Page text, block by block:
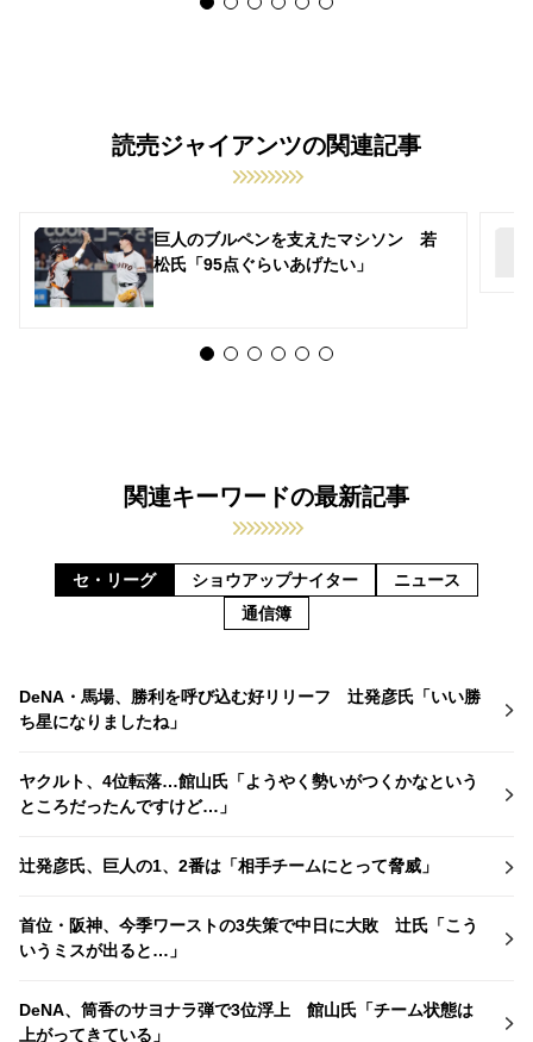
読売ジャイアンツの関連記事
巨人のブルペンを支えたマシソン 若
松氏「95点ぐらいあげたい」
関連キーワードの最新記事
セ・リーグ ショウアップナイター
ニュース
通信簿
DeNA・馬場、勝利を呼び込む好リリーフ 辻発彦氏「いい勝
ち星になりましたね」
ヤクルト、4位転落…館山氏「ようやく勢いがつくかなという
ところだったんですけど…」
辻発彦氏、巨人の1、2番は「相手チームにとって脅威」
首位・阪神、今季ワーストの3失策で中日に大敗 辻氏「こう
いうミスが出ると…」
DeNA、筒香のサヨナラ弾で3位浮上 館山氏「チーム状態は
上がってきている」